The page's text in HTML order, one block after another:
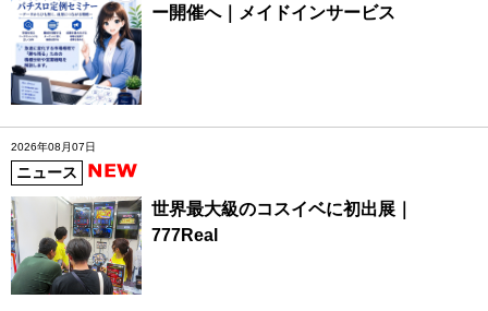
ー開催へ｜メイドインサービス
2026年08月07日
ニュース
世界最大級のコスイベに初出展｜
777Real